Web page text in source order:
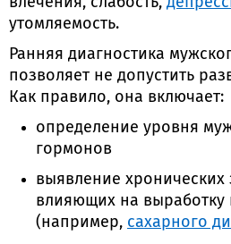
утомляемость.
Ранняя диагностика
позволяет не допустить
Как правило, она включает:
определение уровня
гормонов
выявление хронических
влияющих на выработку
(например, сахарного